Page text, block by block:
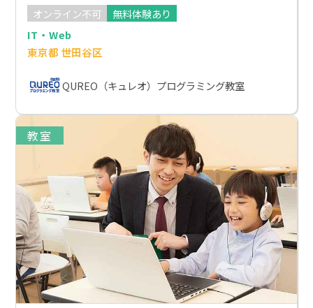
オンライン不可
無料体験あり
IT・Web
東京都 世田谷区
QUREO（キュレオ）プログラミング教室
教室